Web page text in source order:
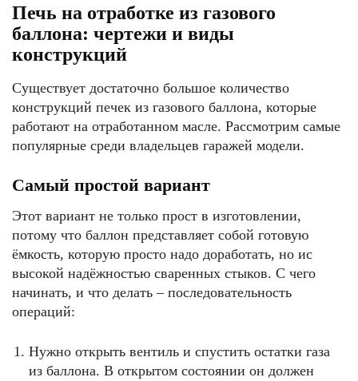
Печь на отработке из газового
баллона: чертежи и виды
конструкций
Существует достаточно большое количество
конструкций печек из газового баллона, которые
работают на отработанном масле. Рассмотрим самые
популярные среди владельцев гаражей модели.
Самый простой вариант
Этот вариант не только прост в изготовлении,
потому что баллон представляет собой готовую
ёмкость, которую просто надо доработать, но ис
высокой надёжностью сваренных стыков. С чего
начинать, и что делать – последовательность
операций:
Нужно открыть вентиль и спустить остатки газа
из баллона. В открытом состоянии он должен